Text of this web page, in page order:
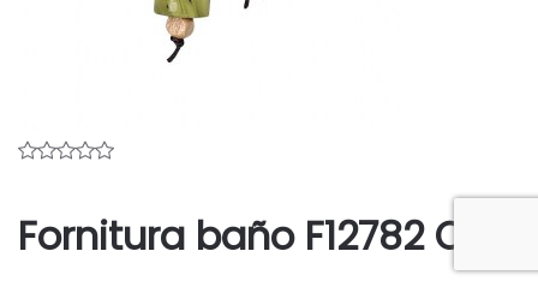
Fornitura baño F12782 OF